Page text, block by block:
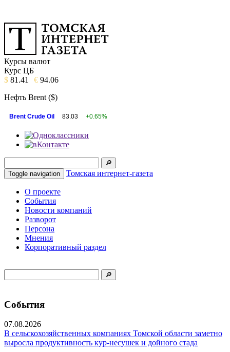
Курсы валют
Курс ЦБ
$ 81.41 € 94.06
Нефть Brent ($)
Brent Crude Oil 83.03 +0.65%
Toggle navigation Томская интернет-газета
О проекте
События
Новости компаний
Разворот
Персона
Мнения
Корпоративный раздел
События
07.08.2026
В сельскохозяйственных компаниях Томской области заметно
выросла продуктивность кур-несушек и дойного стада